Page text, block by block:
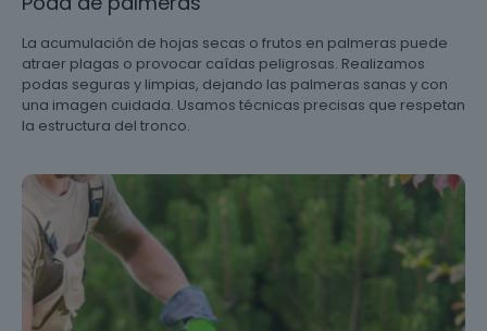
La acumulación de hojas secas o frutos en palmeras puede
atraer plagas o provocar caídas peligrosas. Realizamos
podas seguras y limpias, dejando las palmeras sanas y con
una imagen cuidada. Usamos técnicas precisas que respetan
la estructura del tronco.